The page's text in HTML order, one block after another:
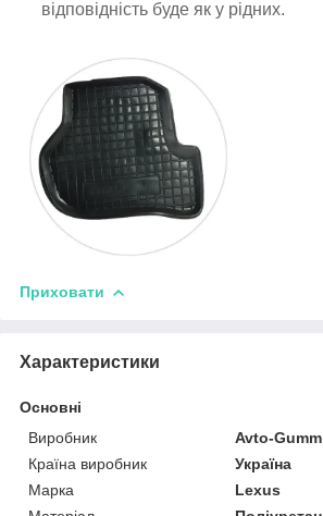
відповідність буде як у рідних.
Приховати
Характеристики
Основні
Виробник
Avto-Gumm
Країна виробник
Україна
Марка
Lexus